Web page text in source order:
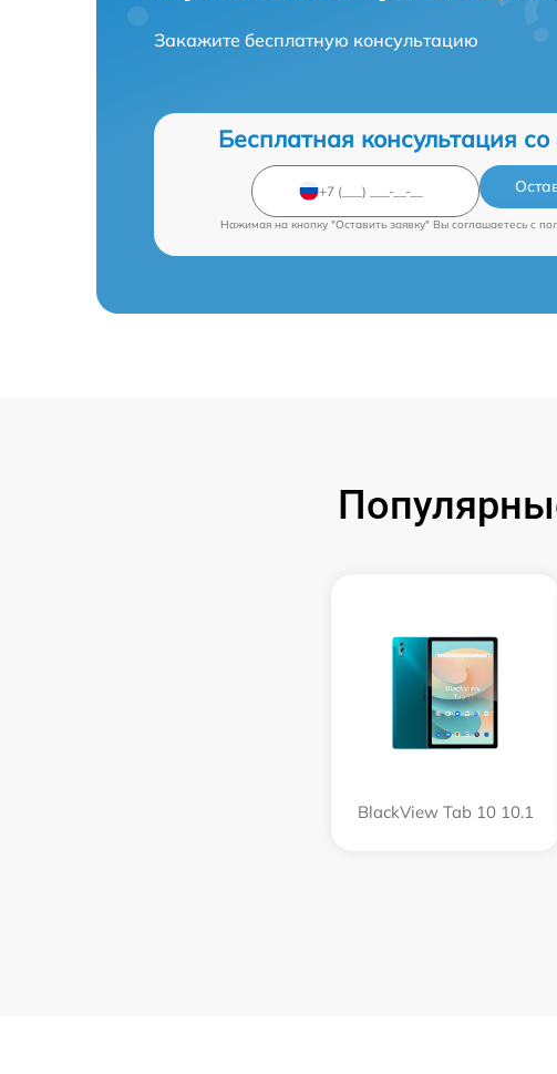
Закажите бесплатную консультацию
Бесплатная консультация
Нажимая на кнопку "Оставить заявку" Вы соглашаетесь c
BlackView Tab 10 10.1